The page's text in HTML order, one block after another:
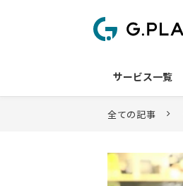
サービス一覧
全ての記事